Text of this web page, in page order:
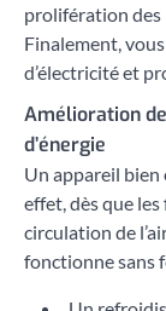
prolifération des
Finalement,
d’électricité et
Amélioration
d’énergie
Un appareil
effet, dès que
circulation de
fonctionne sans